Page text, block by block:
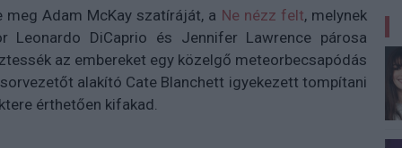
Adam McKay szatíráját, a Ne nézz felt, melynek
Leonardo DiCaprio és Jennifer Lawrence párosa
az embereket egy közelgő meteorbecsapódás
alakító Cate Blanchett igyekezett tompítani
érthetően kifakad.